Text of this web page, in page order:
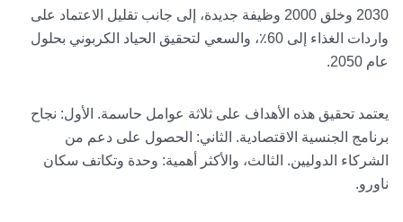
2030 وخلق 2000 وظيفة جديدة، إلى جانب تقليل الاعتماد على
واردات الغذاء إلى 60٪، والسعي لتحقيق الحياد الكربوني بحلول
عام 2050.
يعتمد تحقيق هذه الأهداف على ثلاثة عوامل حاسمة. الأول: نجاح
برنامج الجنسية الاقتصادية. الثاني: الحصول على دعم من
الشركاء الدوليين. الثالث، والأكثر أهمية: وحدة وتكاتف سكان
ناورو.